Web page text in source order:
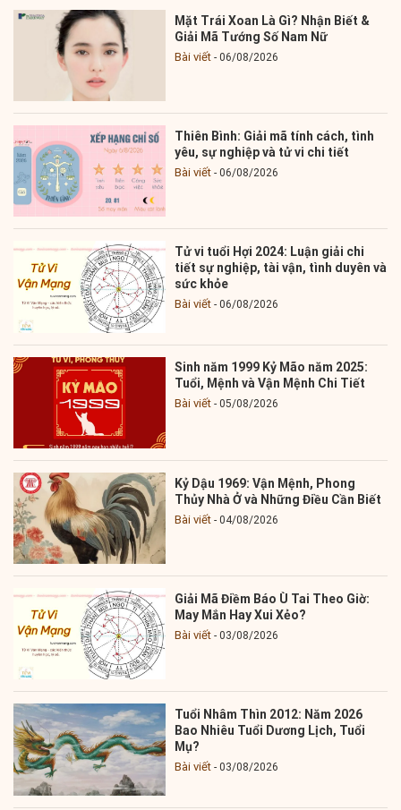
Mặt Trái Xoan Là Gì? Nhận Biết &
Giải Mã Tướng Số Nam Nữ
Bài viết 06/08/2026
Thiên Bình: Giải mã tính cách, tình
yêu, sự nghiệp và tử vi chi tiết
Bài viết 06/08/2026
Tử vi tuổi Hợi 2024: Luận giải chi
tiết sự nghiệp, tài vận, tình duyên và
sức khỏe
Bài viết 06/08/2026
Sinh năm 1999 Kỷ Mão năm 2025:
Tuổi, Mệnh và Vận Mệnh Chi Tiết
Bài viết 05/08/2026
Kỷ Dậu 1969: Vận Mệnh, Phong
Thủy Nhà Ở và Những Điều Cần Biết
Bài viết 04/08/2026
Giải Mã Điềm Báo Ù Tai Theo Giờ:
May Mắn Hay Xui Xẻo?
Bài viết 03/08/2026
Tuổi Nhâm Thìn 2012: Năm 2026
Bao Nhiêu Tuổi Dương Lịch, Tuổi
Mụ?
Bài viết 03/08/2026